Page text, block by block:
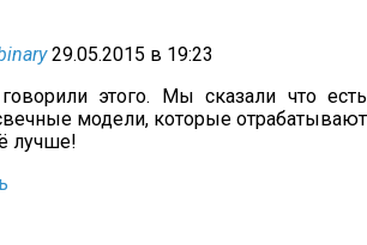
29.05.2015 в 19:23
этого. Мы сказали что есть
модели, которые отрабатывают
лучше!